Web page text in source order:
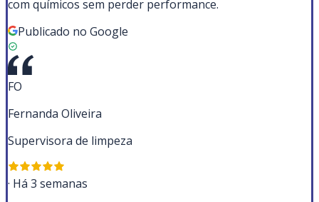
com químicos sem perder performance.
Publicado no Google
FO
Fernanda Oliveira
Supervisora de limpeza
· Há 3 semanas